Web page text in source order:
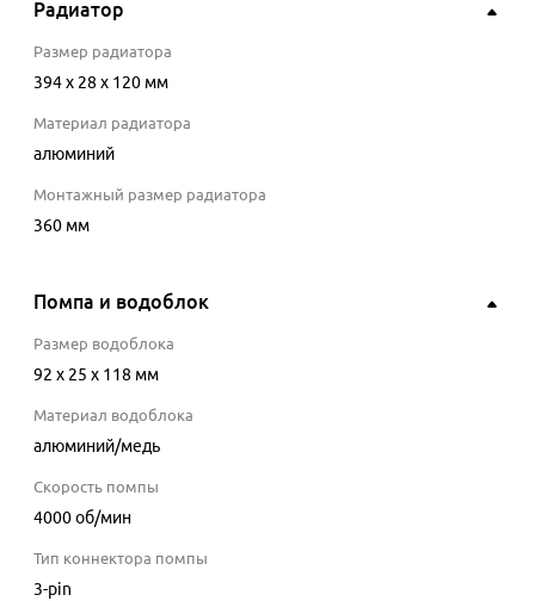
Радиатор
Размер радиатора
394 x 28 x 120 мм
Материал радиатора
алюминий
Монтажный размер радиатора
360 мм
Помпа и водоблок
Размер водоблока
92 x 25 x 118 мм
Материал водоблока
алюминий/медь
Скорость помпы
4000об/мин
Тип коннектора помпы
3-pin